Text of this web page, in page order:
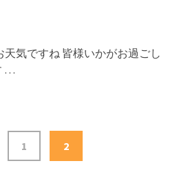
天気ですね 皆様いかがお過ごし
…
1 2